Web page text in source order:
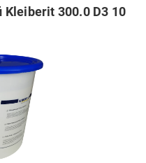
300.0 D3 10